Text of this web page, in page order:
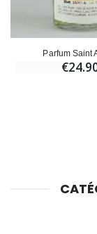
Parfum Saint